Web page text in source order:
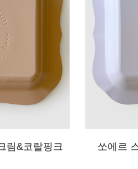
림&코랄핑크 쏘에르